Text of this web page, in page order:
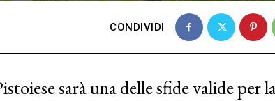
CONDIVIDI
sarà una delle sfide valide per